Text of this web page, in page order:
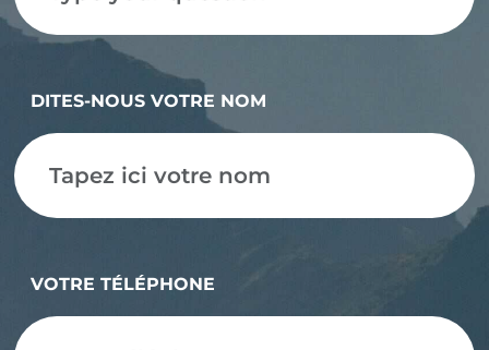
DITES-NOUS VOTRE NOM
VOTRE TÉLÉPHONE